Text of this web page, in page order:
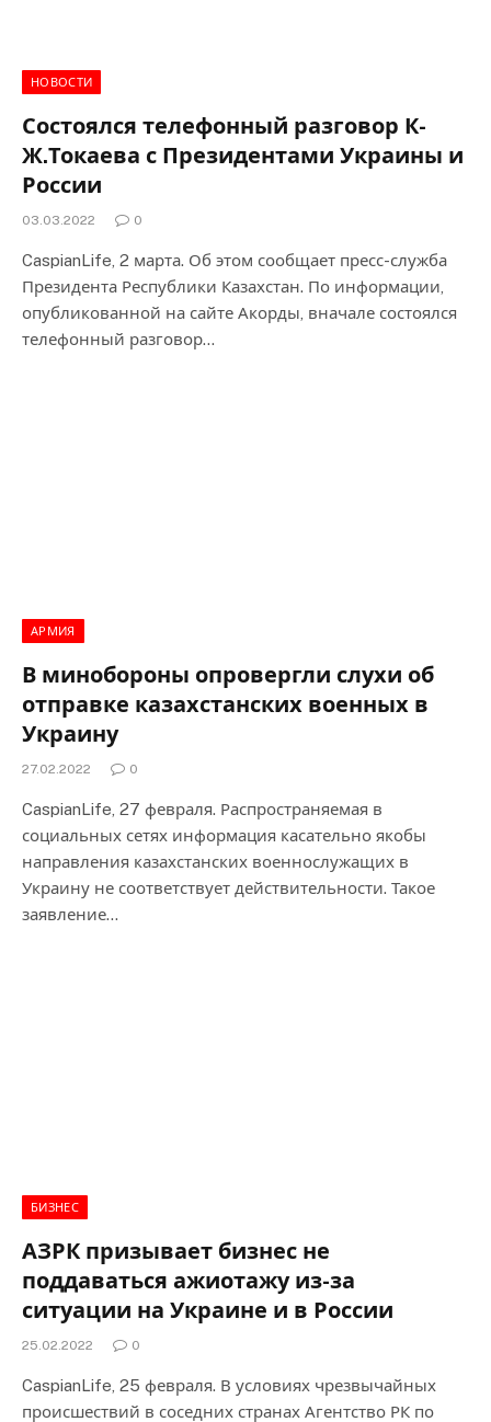
НОВОСТИ
Состоялся телефонный разговор К-
Ж.Токаева с Президентами Украины и
России
03.03.2022 0
CaspianLife, 2 марта. Об этом сообщает пресс-служба
Президента Республики Казахстан. По информации,
опубликованной на сайте Акорды, вначале состоялся
телефонный разговор…
АРМИЯ
В минобороны опровергли слухи об
отправке казахстанских военных в
Украину
27.02.2022 0
CaspianLife, 27 февраля. Распространяемая в
социальных сетях информация касательно якобы
направления казахстанских военнослужащих в
Украину не соответствует действительности. Такое
заявление…
БИЗНЕС
АЗРК призывает бизнес не
поддаваться ажиотажу из-за
ситуации на Украине и в России
25.02.2022 0
CaspianLife, 25 февраля. В условиях чрезвычайных
происшествий в соседних странах Агентство РК по